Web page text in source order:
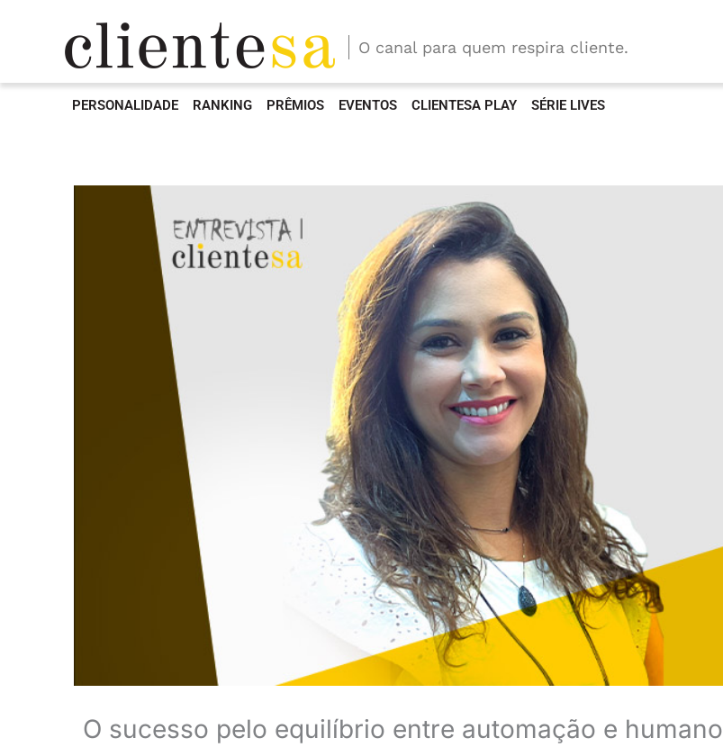
O canal para quem respira cliente.
PERSONALIDADE RANKING PRÊMIOS EVENTOS CLIENTESA PLAY SÉRIE LIVES
O sucesso pelo equilíbrio entre automação e humano